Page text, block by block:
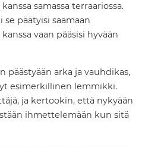
samassa terraariossa.
se päätyisi saamaan
vaan pääsisi hyvään
päästyään arka ja vauhdikas,
esimerkillinen lemmikki.
ja kertookin, että nykyään
ihmettelemään kun sitä